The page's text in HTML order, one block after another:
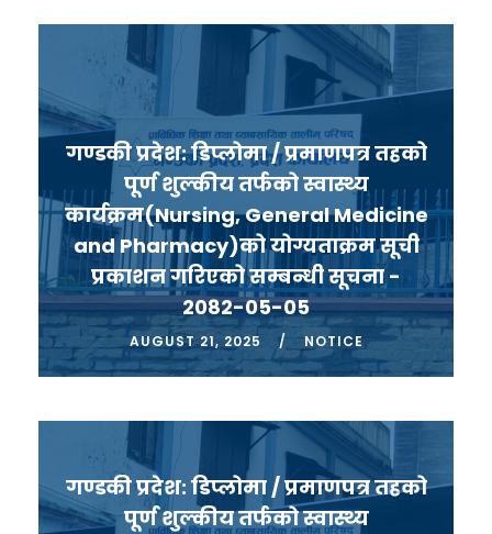
गण्डकी प्रदेश: डिप्लोमा / प्रमाणपत्र तहको
पूर्ण शुल्कीय तर्फको स्वास्थ्य
कार्यक्रम(Nursing, General Medicine
and Pharmacy)को योग्यताक्रम सूची
प्रकाशन गरिएको सम्बन्धी सूचना -
2082-05-05
AUGUST 21, 2025 NOTICE
गण्डकी प्रदेश: डिप्लोमा / प्रमाणपत्र तहको
पूर्ण शुल्कीय तर्फको स्वास्थ्य